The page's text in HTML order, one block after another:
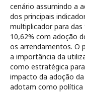
cenário assumindo a
dos principais
multiplicador para
10,62% com adoção
os arrendamentos. O
a importância da
como estratégica
impacto da adoção
adotam como política